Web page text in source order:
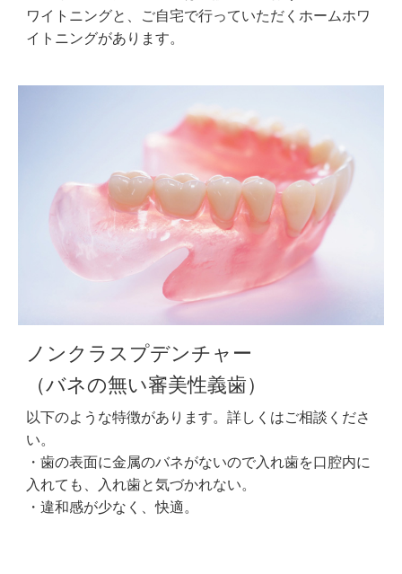
ワイトニングと、ご自宅で行っていただくホームホワ
イトニングがあります。
ノンクラスプデンチャー
（バネの無い審美性義歯）
以下のような特徴があります。詳しくはご相談くださ
い。
・歯の表面に金属のバネがないので入れ歯を口腔内に
入れても、入れ歯と気づかれない。
・違和感が少なく、快適。